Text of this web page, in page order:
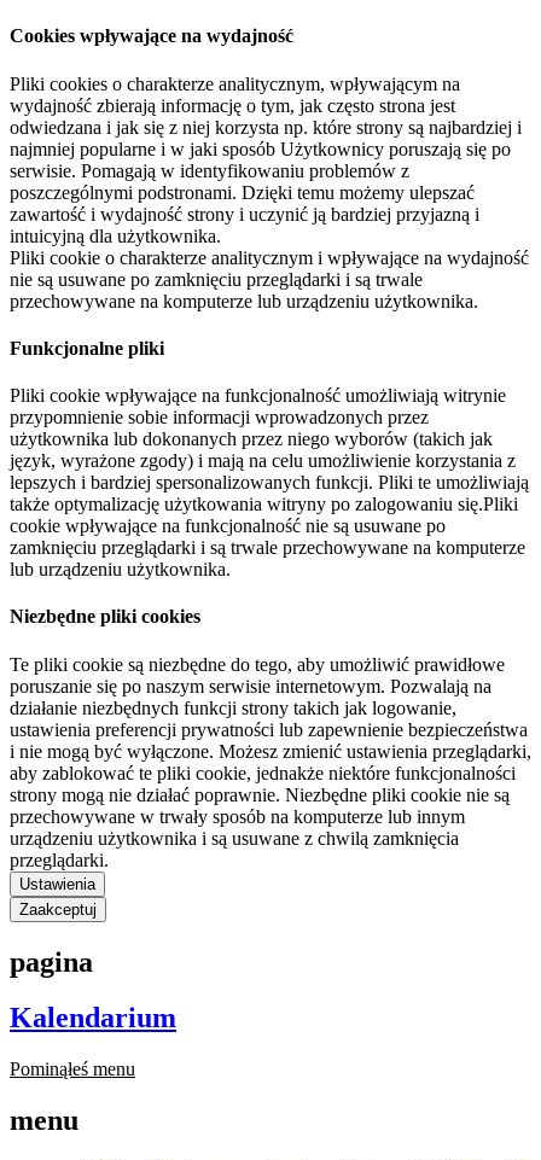
Cookies wpływające na wydajność
Pliki cookies o charakterze analitycznym, wpływającym na
wydajność zbierają informację o tym, jak często strona jest
odwiedzana i jak się z niej korzysta np. które strony są najbardziej i
najmniej popularne i w jaki sposób Użytkownicy poruszają się po
serwisie. Pomagają w identyfikowaniu problemów z
poszczególnymi podstronami. Dzięki temu możemy ulepszać
zawartość i wydajność strony i uczynić ją bardziej przyjazną i
intuicyjną dla użytkownika.
Pliki cookie o charakterze analitycznym i wpływające na wydajność
nie są usuwane po zamknięciu przeglądarki i są trwale
przechowywane na komputerze lub urządzeniu użytkownika.
Funkcjonalne pliki
Pliki cookie wpływające na funkcjonalność umożliwiają witrynie
przypomnienie sobie informacji wprowadzonych przez
użytkownika lub dokonanych przez niego wyborów (takich jak
język, wyrażone zgody) i mają na celu umożliwienie korzystania z
lepszych i bardziej spersonalizowanych funkcji. Pliki te umożliwiają
także optymalizację użytkowania witryny po zalogowaniu się.Pliki
cookie wpływające na funkcjonalność nie są usuwane po
zamknięciu przeglądarki i są trwale przechowywane na komputerze
lub urządzeniu użytkownika.
Niezbędne pliki cookies
Te pliki cookie są niezbędne do tego, aby umożliwić prawidłowe
poruszanie się po naszym serwisie internetowym. Pozwalają na
działanie niezbędnych funkcji strony takich jak logowanie,
ustawienia preferencji prywatności lub zapewnienie bezpieczeństwa
i nie mogą być wyłączone. Możesz zmienić ustawienia przeglądarki,
aby zablokować te pliki cookie, jednakże niektóre funkcjonalności
strony mogą nie działać poprawnie. Niezbędne pliki cookie nie są
przechowywane w trwały sposób na komputerze lub innym
urządzeniu użytkownika i są usuwane z chwilą zamknięcia
przeglądarki.
Ustawienia
Zaakceptuj
pagina
Kalendarium
Pominąłeś menu
menu